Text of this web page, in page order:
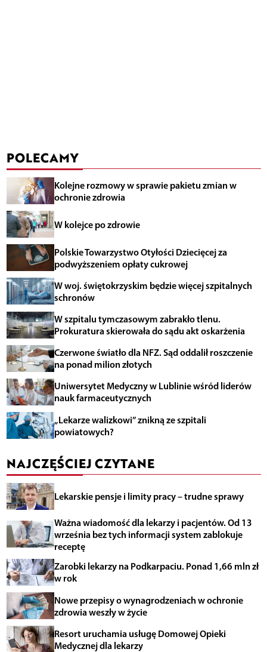
POLECAMY
Kolejne rozmowy w sprawie pakietu zmian w
ochronie zdrowia
W kolejce po zdrowie
Polskie Towarzystwo Otyłości Dziecięcej za
podwyższeniem opłaty cukrowej
W woj. świętokrzyskim będzie więcej szpitalnych
schronów
W szpitalu tymczasowym zabrakło tlenu.
Prokuratura skierowała do sądu akt oskarżenia
Czerwone światło dla NFZ. Sąd oddalił roszczenie
na ponad milion złotych
Uniwersytet Medyczny w Lublinie wśród liderów
nauk farmaceutycznych
„Lekarze walizkowi” znikną ze szpitali
powiatowych?
NAJCZĘŚCIEJ CZYTANE
Lekarskie pensje i limity pracy – trudne sprawy
Ważna wiadomość dla lekarzy i pacjentów. Od 13
września bez tych informacji system zablokuje
receptę
Zarobki lekarzy na Podkarpaciu. Ponad 1,66 mln zł
w rok
Nowe przepisy o wynagrodzeniach w ochronie
zdrowia weszły w życie
Resort uruchamia usługę Domowej Opieki
Medycznej dla lekarzy